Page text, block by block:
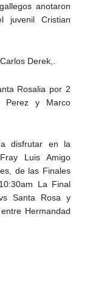
anotaron
juvenil Cristian
Derek,.
Rosalia por 2
Perez y Marco
disfrutar en la
Luis Amigo
de las Finales
La Final
Santa Rosa y
Hermandad